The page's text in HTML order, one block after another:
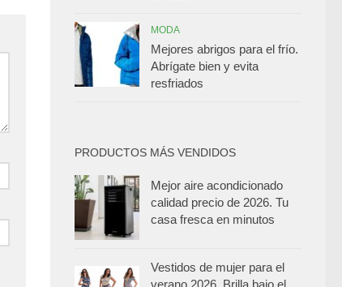
MODA
Mejores abrigos para el frío.
Abrígate bien y evita
resfriados
PRODUCTOS MÁS VENDIDOS
Mejor aire acondicionado
calidad precio de 2026. Tu
casa fresca en minutos
Vestidos de mujer para el